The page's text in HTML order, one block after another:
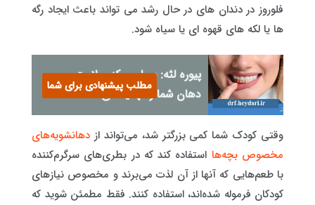
فلوروز در دندان های در حال رشد می تواند باعث ایجاد رگه
ها یا لکه های قهوه ای یا سیاه شود.
پیوره لثه: بیماریی که سلامت
دهان شما را تهدید می‌کند
مطلب پیشنهادی برای شما
وقتی کودک شما کمی بزرگتر شد، می‌تواند از دهانشویه‌های
مخصوص بچه‌ها استفاده کند که در بطری‌های سرگرم‌کننده
با طعم‌هایی که آنها از آن لذت می‌برند و مخصوص نیازهای
کودکان فرموله شده‌اند، استفاده کنند. فقط مطمئن شوید که